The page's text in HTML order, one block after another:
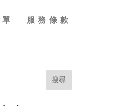
服務條款
搜尋